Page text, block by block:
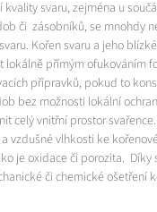
kvality svaru, zejména u
či zásobníků, se mnohdy
Kořen svaru a jeho
lokálně přímým ofukováním
přípravků, pokud to
bez možnosti lokální
celý vnitřní prostor
vzdušné vlhkosti ke
je oxidace či porozita. Díky
či chemické ošetření